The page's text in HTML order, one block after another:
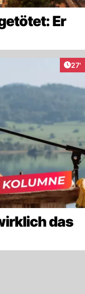
Er
27'
das